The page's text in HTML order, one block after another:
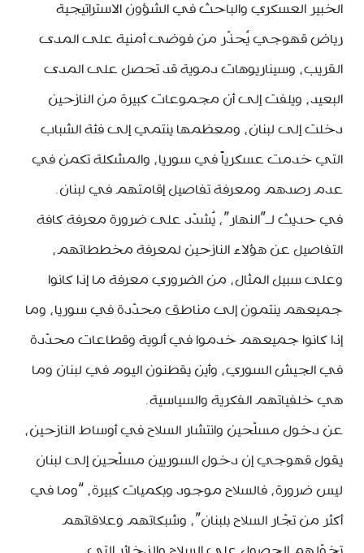
الخبير العسكري والباحث في الشؤون الاستراتيجية
رياض قهوجي يُحذّر من فوضى أمنية على المدى
القريب، وسيناريوهات دموية قد تحصل على المدى
البعيد، ويلفت إلى أن مجموعات كبيرة من النازحين
دخلت إلى لبنان، ومعظمها ينتمي إلى فئة الشباب
التي خدمت عسكرياً في سوريا، والمشكلة تكمن في
عدم رصدهم ومعرفة تفاصيل إقامتهم في لبنان.
في حديث لـ”النهار”، يُشدّد على ضرورة معرفة كافة
التفاصيل عن هؤلاء النازحين لمعرفة مخططاتهم،
وعلى سبيل المثال، من الضروري معرفة ما إذا كانوا
جميعهم ينتمون إلى مناطق محدّدة في سوريا، وما
إذا كانوا جميعهم خدموا في ألوية وقطاعات محدّدة
في الجيش السوري، وأين يقطنون اليوم في لبنان وما
هي خلفياتهم الفكرية والسياسية.
عن دخول مسلّحين وانتشار السلاح في أوساط النازحين،
يقول قهوجي إن دخول السوريين مسلّحين إلى لبنان
ليس ضرورة، فالسلاح موجود وبكميات كبيرة، “وما في
أكثر من تجّار السلاح بلبنان”، وشبكاتهم وعلاقاتهم